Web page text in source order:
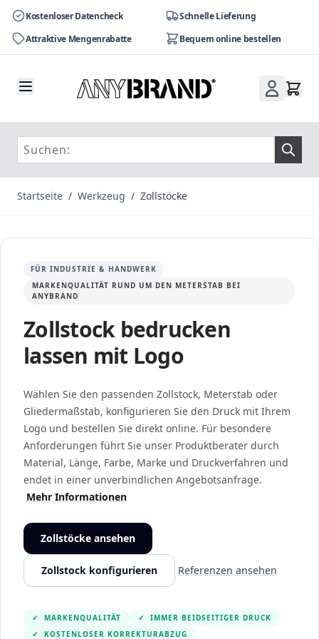
Kostenloser Datencheck
Schnelle Lieferung
Attraktive Mengenrabatte
Bequem online bestellen
Startseite / Werkzeug / Zollstöcke
FÜR INDUSTRIE & HANDWERK
MARKENQUALITÄT RUND UM DEN METERSTAB BEI
ANYBRAND
Zollstock bedrucken
lassen mit Logo
Wählen Sie den passenden Zollstock, Meterstab oder
Gliedermaßstab, konfigurieren Sie den Druck mit Ihrem
Logo und bestellen Sie direkt online. Für besondere
Anforderungen führt Sie unser Produktberater durch
Material, Länge, Farbe, Marke und Druckverfahren und
endet in einer unverbindlichen Angebotsanfrage.
Mehr Informationen
Zollstöcke ansehen
Zollstock konfigurieren Referenzen ansehen
✓ MARKENQUALITÄT ✓
IMMER BEIDSEITIGER DRUCK
✓
KOSTENLOSER KORREKTURABZUG